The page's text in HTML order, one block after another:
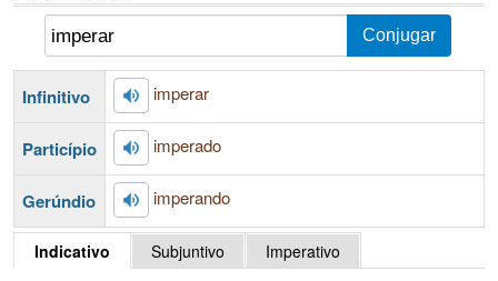
Infinitivo imperar
Particípio imperado
Gerúndio imperando
Indicativo Subjuntivo
Imperativo